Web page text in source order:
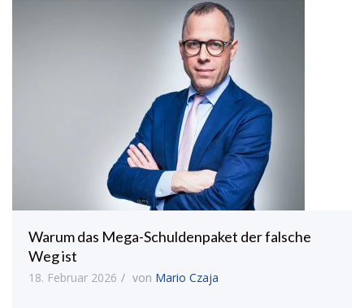
Warum das Mega-Schuldenpaket der falsche
Weg ist
18. Februar 2026 von Mario Czaja